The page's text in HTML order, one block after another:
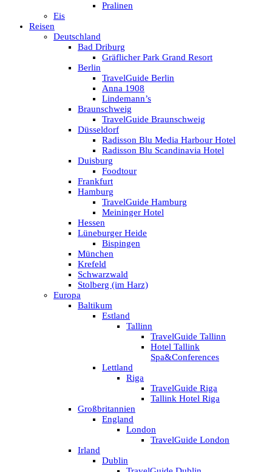
Pralinen
Eis
Reisen
Deutschland
Bad Driburg
Gräflicher Park Grand Resort
Berlin
TravelGuide Berlin
Anna 1908
Lindemann’s
Braunschweig
TravelGuide Braunschweig
Düsseldorf
Radisson Blu Media Harbour Hotel
Radisson Blu Scandinavia Hotel
Duisburg
Foodtour
Frankfurt
Hamburg
TravelGuide Hamburg
Meininger Hotel
Hessen
Lüneburger Heide
Bispingen
München
Krefeld
Schwarzwald
Stolberg (im Harz)
Europa
Baltikum
Estland
Tallinn
TravelGuide Tallinn
Hotel Tallink
Spa&Conferences
Lettland
Riga
TravelGuide Riga
Tallink Hotel Riga
Großbritannien
England
London
TravelGuide London
Irland
Dublin